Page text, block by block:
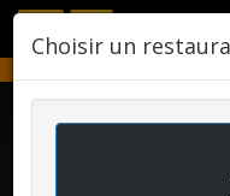
Choisir un